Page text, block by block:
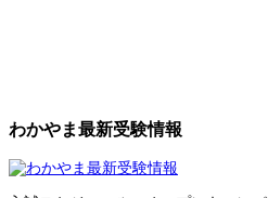
わかやま最新受験情報